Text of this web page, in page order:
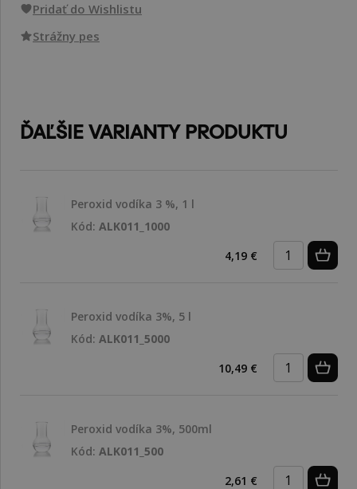
Pridať do Wishlistu
Strážny pes
ĎAĽŠIE VARIANTY PRODUKTU
Peroxid vodíka 3 %, 1 l
Kód: ALK011_1000
4,19 €
Peroxid vodíka 3%, 5 l
Kód: ALK011_5000
10,49 €
Peroxid vodíka 3%, 500ml
Kód: ALK011_500
2,61 €